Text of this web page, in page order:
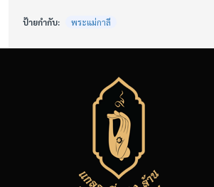
ป้ายกำกับ: พระแม่กาลี